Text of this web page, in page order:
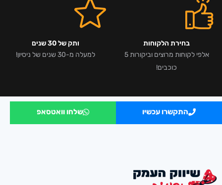
בחירת הלקוחות
אלפי לקוחות מרוצים וביקורות 5
כוכבים!
ותק של 30 שנים
למעלה מ-30 שנים של ניסיון!
התקשרו עכשיו שלחו וואטסאפ